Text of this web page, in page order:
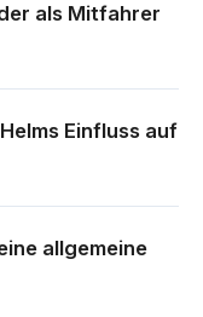
als Mitfahrer
Einfluss auf
allgemeine